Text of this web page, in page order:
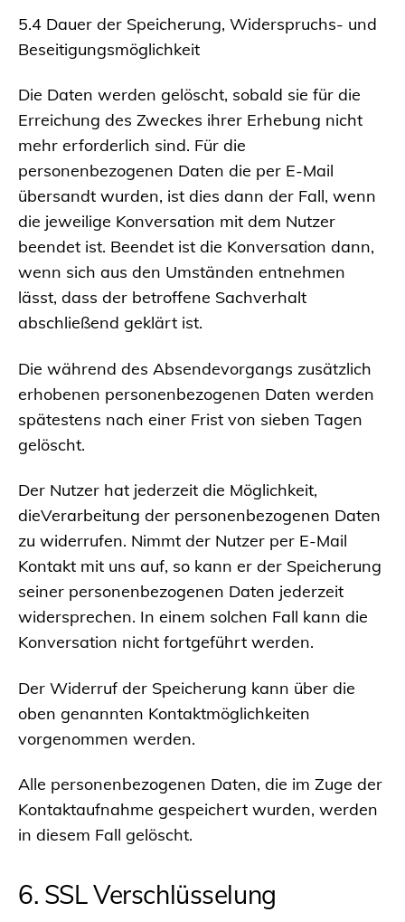
5.4 Dauer der Speicherung, Widerspruchs- und
Beseitigungsmöglichkeit
Die Daten werden gelöscht, sobald sie für die
Erreichung des Zweckes ihrer Erhebung nicht
mehr erforderlich sind. Für die
personenbezogenen Daten die per E-Mail
übersandt wurden, ist dies dann der Fall, wenn
die jeweilige Konversation mit dem Nutzer
beendet ist. Beendet ist die Konversation dann,
wenn sich aus den Umständen entnehmen
lässt, dass der betroffene Sachverhalt
abschließend geklärt ist.
Die während des Absendevorgangs zusätzlich
erhobenen personenbezogenen Daten werden
spätestens nach einer Frist von sieben Tagen
gelöscht.
Der Nutzer hat jederzeit die Möglichkeit,
dieVerarbeitung der personenbezogenen Daten
zu widerrufen. Nimmt der Nutzer per E-Mail
Kontakt mit uns auf, so kann er der Speicherung
seiner personenbezogenen Daten jederzeit
widersprechen. In einem solchen Fall kann die
Konversation nicht fortgeführt werden.
Der Widerruf der Speicherung kann über die
oben genannten Kontaktmöglichkeiten
vorgenommen werden.
Alle personenbezogenen Daten, die im Zuge der
Kontaktaufnahme gespeichert wurden, werden
in diesem Fall gelöscht.
6. SSL Verschlüsselung